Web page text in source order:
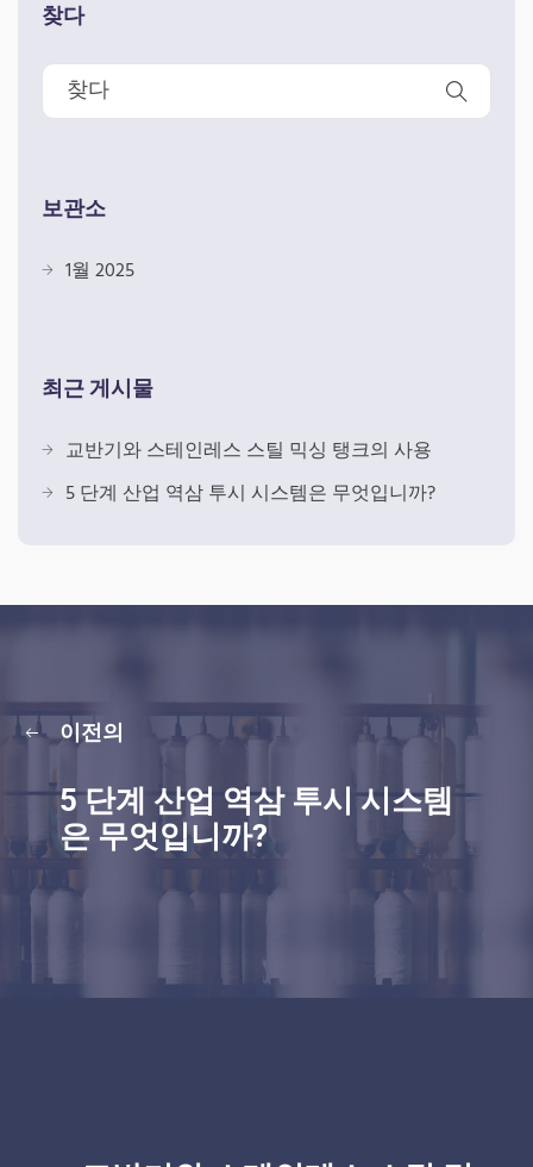
찾다
보관소
1월 2025
최근 게시물
교반기와 스테인레스 스틸 믹싱 탱크의 사용
5 단계 산업 역삼 투시 시스템은 무엇입니까?
이전의
5 단계 산업 역삼 투시 시스템
은 무엇입니까?